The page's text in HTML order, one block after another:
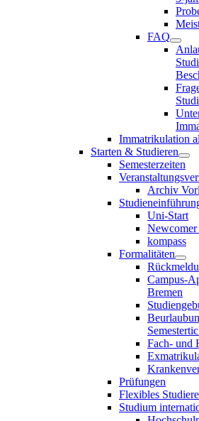
FAQ
Immatrikulation
Starten & Studieren
Semesterzeiten
Archiv
Uni-Start
Newcomer
kompass
Formalitäten
Campus-
Bremen
Fach- und
Prüfungen
Flexibles
Studium